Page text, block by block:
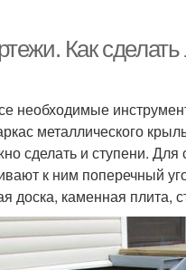
Как
необходимые
металлического
сделать и ступени.
к ним поперечный
доска, каменная плита,